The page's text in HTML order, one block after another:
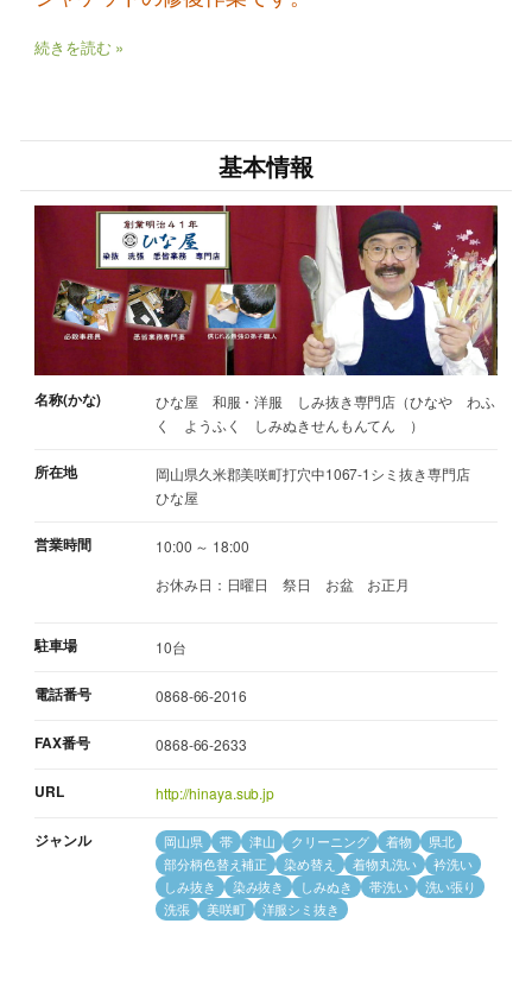
続きを読む »
基本情報
名称(かな)
ひな屋 和服・洋服 しみ抜き専門店（ひなや わふ
く ようふく しみぬきせんもんてん ）
所在地
岡山県久米郡美咲町打穴中1067-1シミ抜き専門店
ひな屋
営業時間
10:00 ～ 18:00
お休み日：日曜日 祭日 お盆 お正月
駐車場 10台
電話番号 0868-66-2016
FAX番号 0868-66-2633
URL http://hinaya.sub.jp
ジャンル 岡山県 帯 津山 クリーニング 着物
県北
部分柄色替え補正
染め替え 着物丸洗い
衿洗い
しみ抜き
染み抜き しみぬき 帯洗い
洗い張り
洗張
美咲町 洋服シミ抜き